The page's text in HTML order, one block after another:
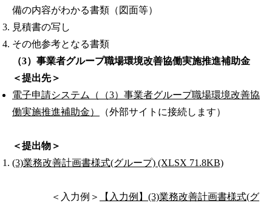
備の内容がわかる書類（図面等）
見積書の写し
その他参考となる書類
（3）事業者グループ職場環境改善協働実施推進補助金
＜提出先＞
電子申請システム（（3）事業者グループ職場環境改善協
働実施推進補助金）
（外部サイトに接続します）
＜提出物＞
(3)業務改善計画書様式(グループ) (XLSX 71.8KB)
＜入力例＞
【入力例】(3)業務改善計画書様式(グ